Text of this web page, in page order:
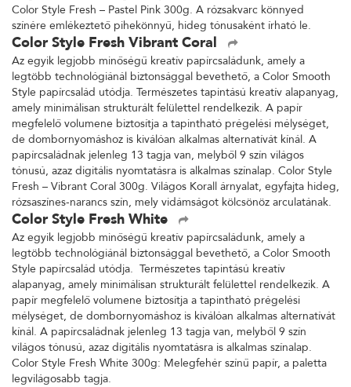
Color Style Fresh – Pastel Pink 300g. A rózsakvarc könnyed
színére emlékeztető pihekönnyű, hideg tónusaként írható le.
Color Style Fresh Vibrant Coral
Az egyik legjobb minőségű kreatív papírcsaládunk, amely a
legtöbb technológiánál biztonsággal bevethető, a Color Smooth
Style papírcsalád utódja. Természetes tapintású kreatív alapanyag,
amely minimálisan strukturált felülettel rendelkezik. A papír
megfelelő volumene biztosítja a tapintható prégelési mélységet,
de dombornyomáshoz is kiválóan alkalmas alternatívát kínál. A
papírcsaládnak jelenleg 13 tagja van, melyből 9 szín világos
tónusú, azaz digitális nyomtatásra is alkalmas színalap. Color Style
Fresh – Vibrant Coral 300g. Világos Korall árnyalat, egyfajta hideg,
rózsaszínes-narancs szín, mely vidámságot kölcsönöz arculatának.
Color Style Fresh White
Az egyik legjobb minőségű kreatív papírcsaládunk, amely a
legtöbb technológiánál biztonsággal bevethető, a Color Smooth
Style papírcsalád utódja. Természetes tapintású kreatív
alapanyag, amely minimálisan strukturált felülettel rendelkezik. A
papír megfelelő volumene biztosítja a tapintható prégelési
mélységet, de dombornyomáshoz is kiválóan alkalmas alternatívát
kínál. A papírcsaládnak jelenleg 13 tagja van, melyből 9 szín
világos tónusú, azaz digitális nyomtatásra is alkalmas színalap.
Color Style Fresh White 300g: Melegfehér színű papír, a paletta
legvilágosabb tagja.